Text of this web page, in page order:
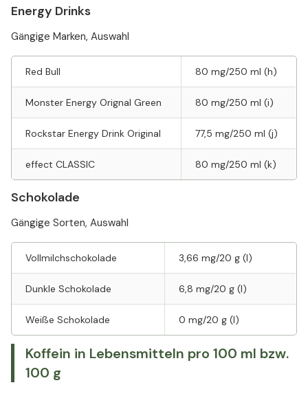
Energy Drinks
Gängige Marken, Auswahl
Red Bull 80 mg/250 ml (h)
Monster Energy Orignal Green 80 mg/250 ml (i)
Rockstar Energy Drink Original 77,5 mg/250 ml (j)
effect CLASSIC 80 mg/250 ml (k)
Schokolade
Gängige Sorten, Auswahl
Vollmilchschokolade 3,66 mg/20 g (l)
Dunkle Schokolade 6,8 mg/20 g (l)
Weiße Schokolade 0 mg/20 g (l)
Koffein in Lebensmitteln pro 100 ml bzw.
100 g